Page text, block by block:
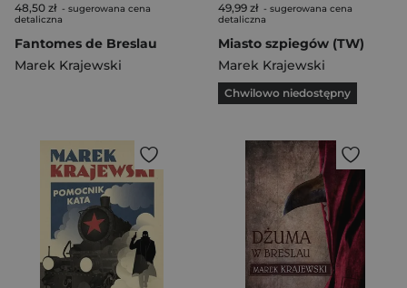
48,50 zł - sugerowana cena
detaliczna
Fantomes de Breslau
Marek Krajewski
49,99 zł - sugerowana cena
detaliczna
Miasto szpiegów (TW)
Marek Krajewski
Chwilowo niedostępny